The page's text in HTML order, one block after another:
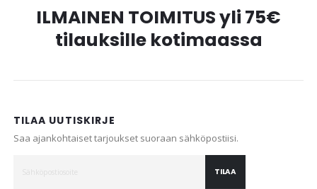
ILMAINEN TOIMITUS yli 75€
tilauksille kotimaassa
TILAA UUTISKIRJE
Saa ajankohtaiset tarjoukset suoraan sähköpostiisi.
TILAA